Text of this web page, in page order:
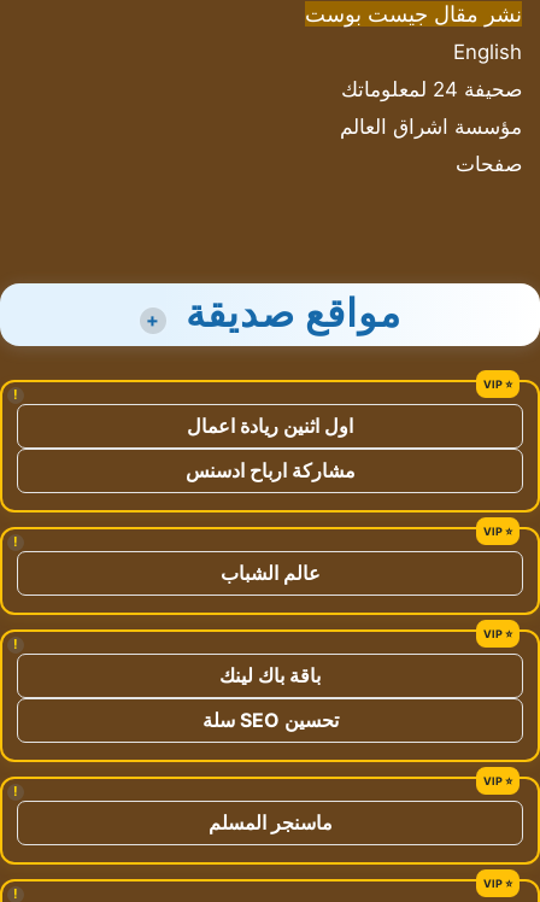
نشر مقال جيست بوست
English
صحيفة 24 لمعلوماتك
مؤسسة اشراق العالم
صفحات
مواقع صديقة +
!
اول اثنين ريادة اعمال
مشاركة ارباح ادسنس
!
عالم الشباب
!
باقة باك لينك
تحسين SEO سلة
!
ماسنجر المسلم
!